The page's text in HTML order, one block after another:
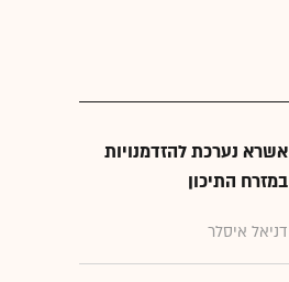
אשרא נערכת להזדמנויות
במזרח התיכון
דניאל איסלר